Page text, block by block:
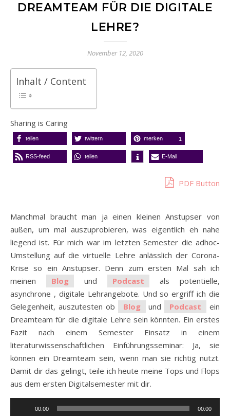
DREAMTEAM FÜR DIE DIGITALE
LEHRE?
November 12, 2020
Inhalt / Content
Sharing is Caring
teilen twittern merken 1
RSS-feed teilen E-Mail
PDF Button
Manchmal braucht man ja einen kleinen Anstupser von
außen, um mal auszuprobieren, was eigentlich eh nahe
liegend ist. Für mich war im letzten Semester die adhoc-
Umstellung auf die virtuelle Lehre anlässlich der Corona-
Krise so ein Anstupser. Denn zum ersten Mal sah ich
meinen
Blog und Podcast
als potentielle,
asynchrone , digitale Lehrangebote. Und so ergriff ich die
Gelegenheit, auszutesten ob
Blog und Podcast
ein
Dreamteam für die digitale Lehre sein könnten. Ein erstes
Fazit nach einem Semester Einsatz in einem
literaturwissenschaftlichen Einführungsseminar: Ja, sie
können ein Dreamteam sein, wenn man sie richtig nutzt.
Damit dir das gelingt, teile ich heute meine Tops und Flops
aus dem ersten Digitalsemester mit dir.
00:00 00:00